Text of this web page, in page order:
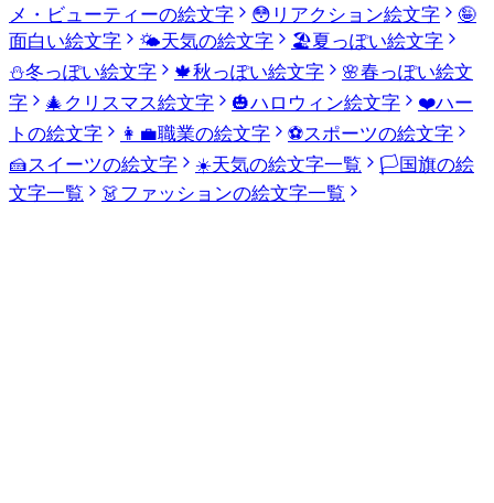
メ・ビューティーの絵文字
😳 リアクション絵文字
🤪
面白い絵文字
🌤️天気の絵文字 🏖️夏っぽい絵文字
⛄冬っぽい絵文字 🍁秋っぽい絵文字 🌸春っぽい絵文
字
🎄 クリスマス絵文字 🎃ハロウィン絵文字 ❤️ハー
トの絵文字
👩‍💼職業の絵文字 ⚽スポーツの絵文字
🍰スイーツの絵文字 ☀️天気の絵文字一覧 🏳️国旗の絵
文字一覧
👗ファッションの絵文字一覧